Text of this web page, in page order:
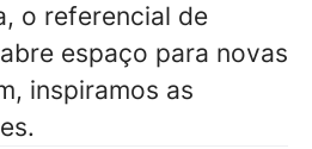
o referencial de
espaço para novas
inspiramos as